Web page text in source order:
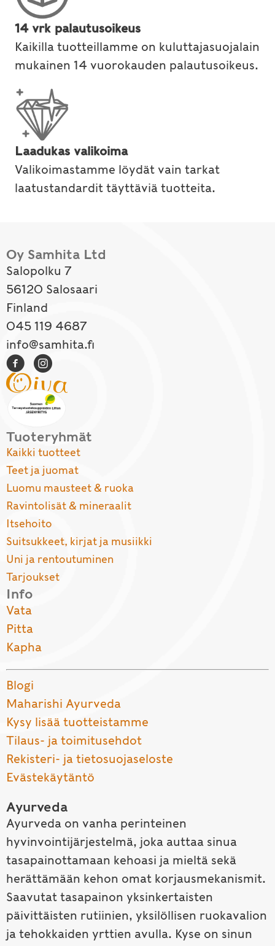
14 vrk palautusoikeus
Kaikilla tuotteillamme on kuluttajasuojalain
mukainen 14 vuorokauden palautusoikeus.
Laadukas valikoima
Valikoimastamme löydät vain tarkat
laatustandardit täyttäviä tuotteita.
Oy Samhita Ltd
Salopolku 7
56120 Salosaari
Finland
045 119 4687
info@samhita.fi
Tuoteryhmät
Kaikki tuotteet
Teet ja juomat
Luomu mausteet & ruoka
Ravintolisät & mineraalit
Itsehoito
Suitsukkeet, kirjat ja musiikki
Uni ja rentoutuminen
Tarjoukset
Info
Vata
Pitta
Kapha
Blogi
Maharishi Ayurveda
Kysy lisää tuotteistamme
Tilaus- ja toimitusehdot
Rekisteri- ja tietosuojaseloste
Evästekäytäntö
Ayurveda
Ayurveda on vanha perinteinen
hyvinvointijärjestelmä, joka auttaa sinua
tasapainottamaan kehoasi ja mieltä sekä
herättämään kehon omat korjausmekanismit.
Saavutat tasapainon yksinkertaisten
päivittäisten rutiinien, yksilöllisen ruokavalion
ja tehokkaiden yrttien avulla. Kyse on sinun